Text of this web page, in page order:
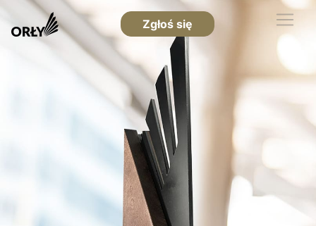
Zgłoś się